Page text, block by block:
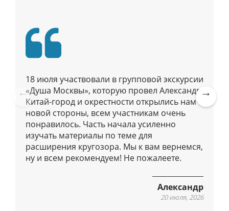
кPre
vio
us
18 июля участвовали в групповой экскурсии
«Душа Москвы», которую провел Александр.
Китай-город и окрестности открылись нам с
новой стороны, всем участникам очень
понравилось. Часть начала усиленно
изучать материалы по теме для
расширения кругозора. Мы к вам вернемся,
ну и всем рекомендуем! Не пожалеете.
Александр
20 июля, 2026
Ne